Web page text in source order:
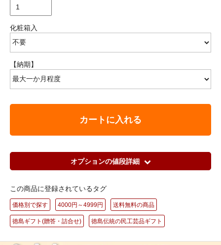
化粧箱入
【納期】
カートに入れる
オプションの値段詳細
この商品に登録されているタグ
価格別で探す 4000円～4999円 送料無料の商品
徳島ギフト(贈答・詰合せ) 徳島伝統の民工芸品ギフト